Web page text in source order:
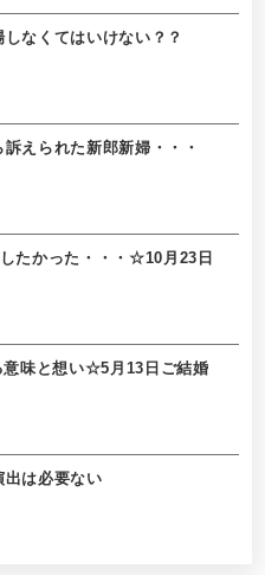
なくてはいけない？？
えられた新郎新婦・・・
たかった・・・☆10月23日
意味と想い☆5月13日ご結婚
出は必要ない